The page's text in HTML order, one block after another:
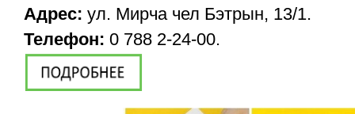
Адрес: ул. Мирча чел Бэтрын, 13/1.
Телефон: 0 788 2-24-00.